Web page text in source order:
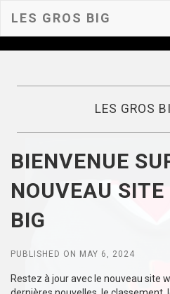
LES GROS BIG
LES GROS
BIENVENUE
NOUVEAU SITE
BIG
PUBLISHED ON MAY 6, 2024
Restez à jour avec le nouveau site